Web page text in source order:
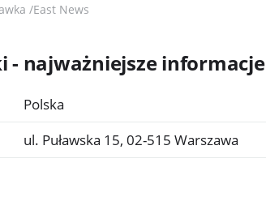
/East News
- najważniejsze informacje
Polska
ul. Puławska 15, 02-515 Warszawa